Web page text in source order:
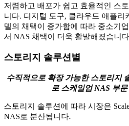
저렴하고 배포가 쉽고 효율적인 스
니다. 디지털 도구, 클라우드 애플리
델의 채택이 증가함에 따라 중소기
서 NAS 채택이 더욱 활발해졌습니
스토리지 솔루션별
수직적으로 확장 가능한 스토리지
로 스케일업 NAS 부
스토리지 솔루션에 따라 시장은
NAS로 분산됩니다.